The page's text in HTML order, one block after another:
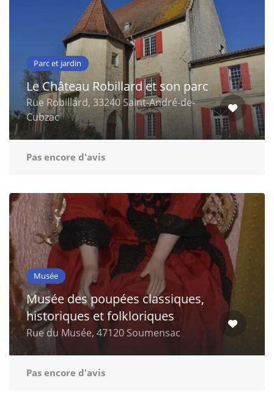
Parc et jardin
Le Château Robillard et son parc
Rue Robillard, 33240 Saint-André-de-
Cubzac
Pas encore d'avis
Musée
Musée des poupées classiques,
historiques et folkloriques
Rue du Musée, 47120 Soumensac
Pas encore d'avis